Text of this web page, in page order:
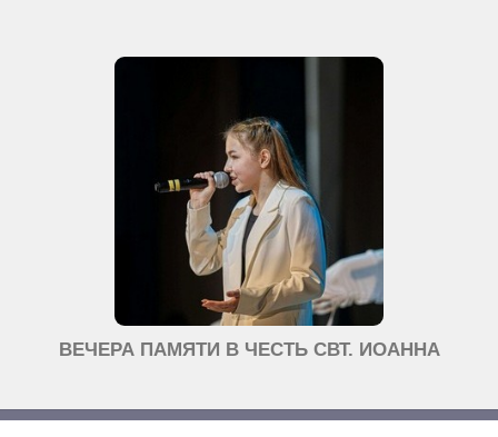
ВЕЧЕРА ПАМЯТИ В ЧЕСТЬ СВТ. ИОАННА